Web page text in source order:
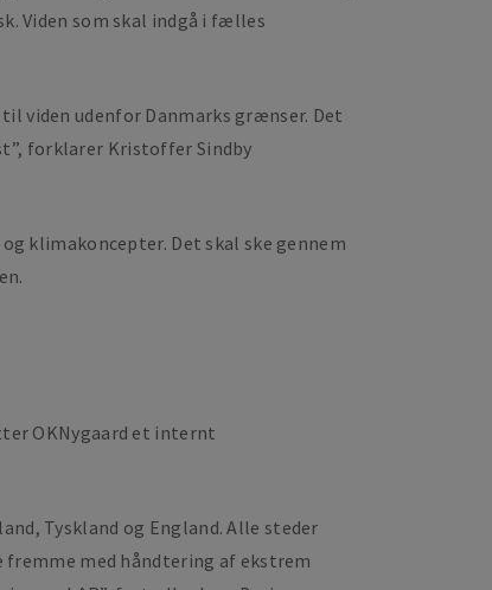
Viden som skal indgå i fælles
viden udenfor Danmarks grænser. Det
forklarer Kristoffer Sindby
klimakoncepter. Det skal ske gennem
OKNygaard et internt
Tyskland og England. Alle steder
med håndtering af ekstrem